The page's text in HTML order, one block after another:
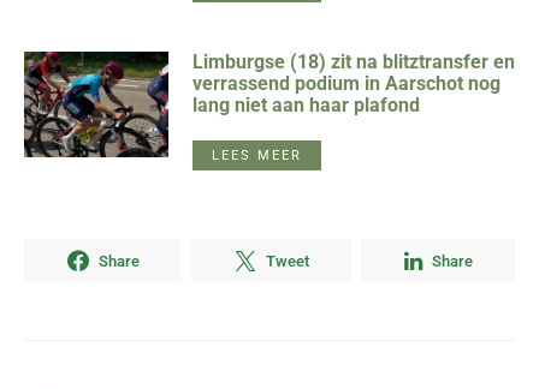
Limburgse (18) zit na blitztransfer en
verrassend podium in Aarschot nog
lang niet aan haar plafond
LEES MEER
Share Tweet Share